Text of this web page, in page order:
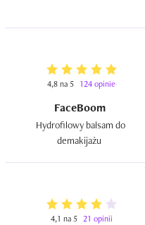
4,8 na 5 124 opinie
FaceBoom
Hydrofilowy balsam do
4,1 na 5 21 opinii